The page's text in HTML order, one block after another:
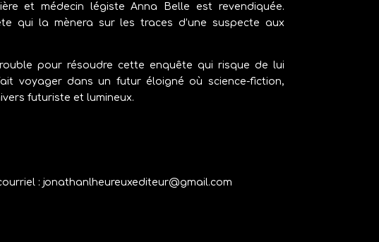
et médecin légiste Anna Belle est revendiquée.
qui la mènera sur les traces d’une suspecte aux
pour résoudre cette enquête qui risque de lui
voyager dans un futur éloigné où science-fiction,
futuriste et lumineux.
: jonathanlheureuxediteur@gmail.com